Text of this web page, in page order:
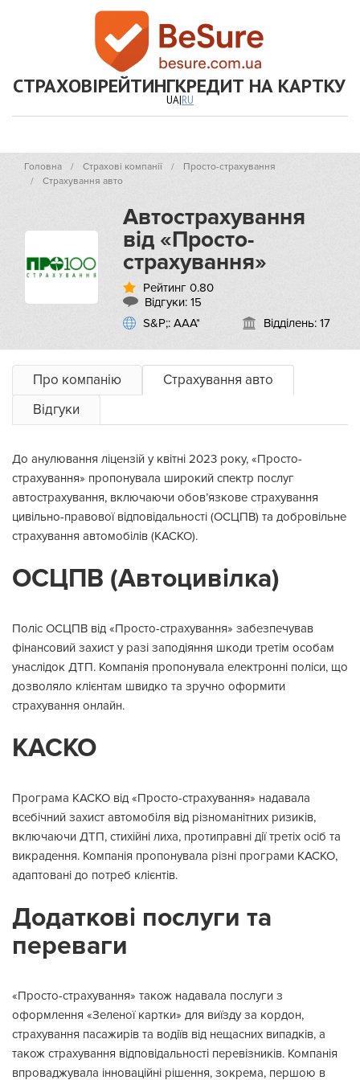
СТРАХОВІРЕЙТИНГКРЕДИТ НА КАРТКУ
UA|RU
Головна Страхові компанії
Просто-страхування
Страхування авто
Автострахування
від «Просто-
страхування»
Рейтинг 0.80
Відгуки: 15
S&P;: ААА*
Відділень: 17
Про компанію
Страхування авто
Відгуки
До анулювання ліцензій у квітні 2023 року, «Просто-
страхування» пропонувала широкий спектр послуг
автострахування, включаючи обов’язкове страхування
цивільно-правової відповідальності (ОСЦПВ) та добровільне
страхування автомобілів (КАСКО).
ОСЦПВ (Автоцивілка)
Поліс ОСЦПВ від «Просто-страхування» забезпечував
фінансовий захист у разі заподіяння шкоди третім особам
унаслідок ДТП. Компанія пропонувала електронні поліси, що
дозволяло клієнтам швидко та зручно оформити
страхування онлайн.
КАСКО
Програма КАСКО від «Просто-страхування» надавала
всебічний захист автомобіля від різноманітних ризиків,
включаючи ДТП, стихійні лиха, протиправні дії третіх осіб та
викрадення. Компанія пропонувала різні програми КАСКО,
адаптовані до потреб клієнтів.
Додаткові послуги та
переваги
«Просто-страхування» також надавала послуги з
оформлення «Зеленої картки» для виїзду за кордон,
страхування пасажирів та водіїв від нещасних випадків, а
також страхування відповідальності перевізників. Компанія
впроваджувала інноваційні рішення, зокрема, першою в